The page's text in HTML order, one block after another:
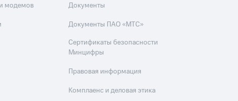
модемов
Документы
Документы ПАО «МТС»
Сертификаты безопасности
Минцифры
Правовая информация
Комплаенс и деловая этика